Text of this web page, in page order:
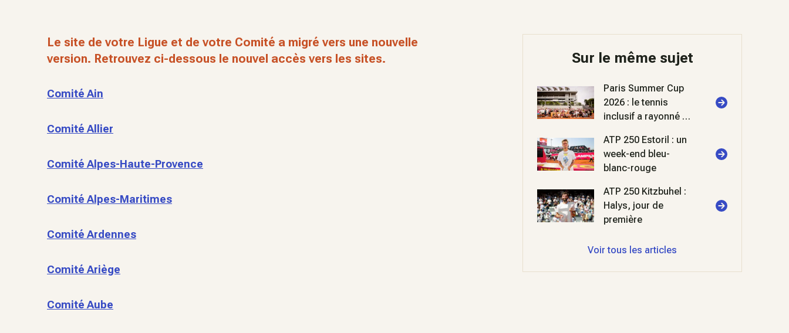
Le site de votre Ligue et de votre Comité a migré vers une nouvelle
version. Retrouvez ci-dessous le nouvel accès vers les sites.
Comité Ain
Comité Allier
Comité Alpes-Haute-Provence
Comité Alpes-Maritimes
Comité Ardennes
Comité Ariège
Comité Aube
Sur le même sujet
Paris Summer Cup
2026 : le tennis
inclusif a rayonné à
ATP 250 Estoril : un
week-end bleu-
blanc-rouge
ATP 250 Kitzbuhel :
Halys, jour de
première
Voir tous les articles